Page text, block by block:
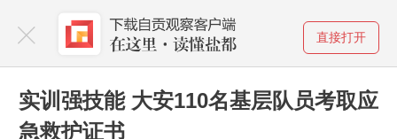
直接打开
实训强技能 大安110名基层队员考取应
急救护证书